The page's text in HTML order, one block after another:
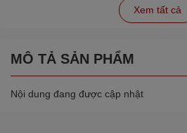
Xem tất cả
MÔ TẢ SẢN PHẨM
Nội dung đang được cập nhật